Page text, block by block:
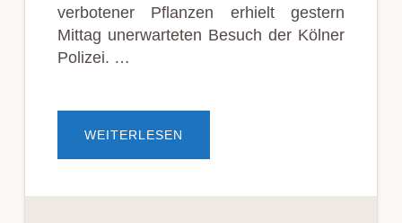
verbotener Pflanzen erhielt gestern
Mittag unerwarteten Besuch der Kölner
Polizei. …
WEITERLESEN
STUDENTENWOHNHEIM